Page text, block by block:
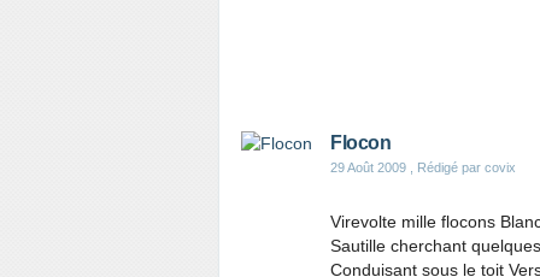
Flocon
29 Août 2009 , Rédigé par covix
Virevolte mille flocons
Sautille cherchant
Conduisant sous le toit